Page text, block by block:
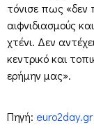
τόνισε πως «δεν
αιφνιδιασμούς
χτένι. Δεν
κεντρικό και
ερήμην μας».
Πηγή: euro2day.gr